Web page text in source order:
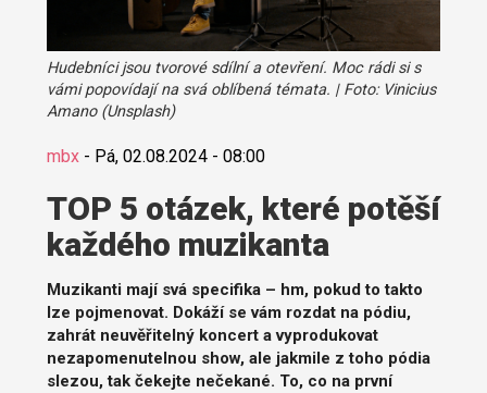
Hudebníci jsou tvorové sdílní a otevření. Moc rádi si s
vámi popovídají na svá oblíbená témata. | Foto: Vinicius
Amano (Unsplash)
mbx- Pá, 02.08.2024 - 08:00
TOP 5 otázek, které potěší
každého muzikanta
Muzikanti mají svá specifika – hm, pokud to takto
lze pojmenovat. Dokáží se vám rozdat na pódiu,
zahrát neuvěřitelný koncert a vyprodukovat
nezapomenutelnou show, ale jakmile z toho pódia
slezou, tak čekejte nečekané. To, co na první